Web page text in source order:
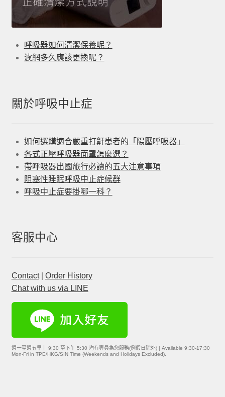
呼吸器如何清潔保養呢？
濾網多久應該更換呢？
關於呼吸中止症
如何選購適合嚴重打鼾患者的「陽壓呼吸器」
各式正壓呼吸器面罩怎麼選？
帶呼吸器出國旅行必讀的五大注意事項
阻塞性睡眠呼吸中止症候群
呼吸中止症要掛哪一科？
客服中心
Contact| Order History
Chat with us via LINE
週一至週五早上 9:30 至下午 5:30 均有專員為您服務(例假日除外) | Available 9:30-17:30
Mon-Fri in TPE/HKG/SIN Time (Weekends and Holidays Excluded).